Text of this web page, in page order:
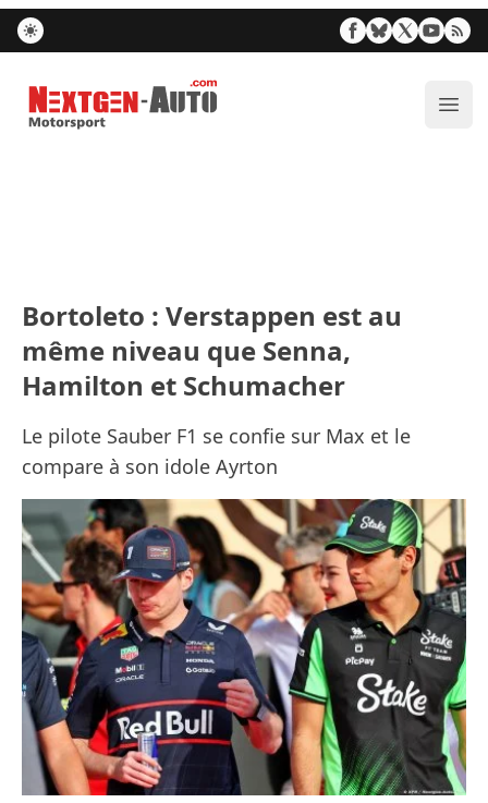
Nextgen-Auto.com
Bortoleto : Verstappen est au
même niveau que Senna,
Hamilton et Schumacher
Le pilote Sauber F1 se confie sur Max et le
compare à son idole Ayrton